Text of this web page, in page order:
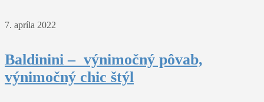
7. apríla 2022
Baldinini – výnimočný pôvab,
výnimočný chic štýl